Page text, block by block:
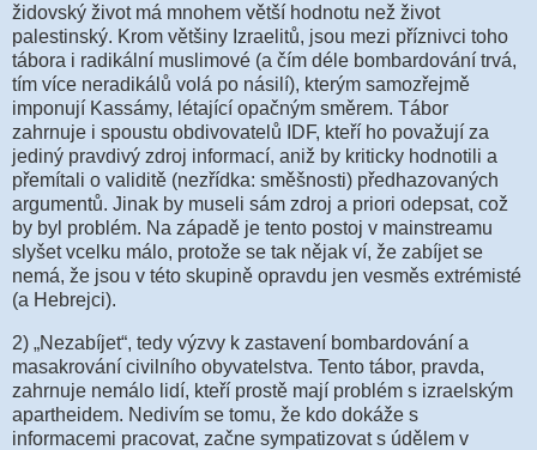
židovský život má mnohem větší hodnotu než život
palestinský. Krom většiny Izraelitů, jsou mezi příznivci toho
tábora i radikální muslimové (a čím déle bombardování trvá,
tím více neradikálů volá po násilí), kterým samozřejmě
imponují Kassámy, létající opačným směrem. Tábor
zahrnuje i spoustu obdivovatelů IDF, kteří ho považují za
jediný pravdivý zdroj informací, aniž by kriticky hodnotili a
přemítali o validitě (nezřídka: směšnosti) předhazovaných
argumentů. Jinak by museli sám zdroj a priori odepsat, což
by byl problém. Na západě je tento postoj v mainstreamu
slyšet vcelku málo, protože se tak nějak ví, že zabíjet se
nemá, že jsou v této skupině opravdu jen vesměs extrémisté
(a Hebrejci).
2) „Nezabíjet“, tedy výzvy k zastavení bombardování a
masakrování civilního obyvatelstva. Tento tábor, pravda,
zahrnuje nemálo lidí, kteří prostě mají problém s izraelským
apartheidem. Nedivím se tomu, že kdo dokáže s
informacemi pracovat, začne sympatizovat s údělem v